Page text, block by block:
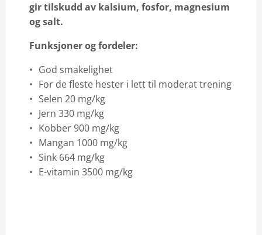
gir tilskudd av kalsium, fosfor, magnesium
og salt.
Funksjoner og fordeler:
God smakelighet
For de fleste hester i lett til moderat trening
Selen 20 mg/kg
Jern 330 mg/kg
Kobber 900 mg/kg
Mangan 1000 mg/kg
Sink 664 mg/kg
E-vitamin 3500 mg/kg
Akvakultur
Om oss
Danish Agro Group